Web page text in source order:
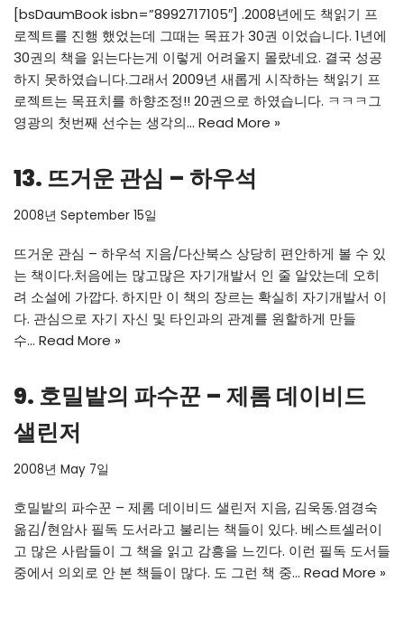
[bsDaumBook isbn=”8992717105″] .2008년에도 책읽기 프
로젝트를 진행 했었는데 그때는 목표가 30권 이었습니다. 1년에
30권의 책을 읽는다는게 이렇게 어려울지 몰랐네요. 결국 성공
하지 못하였습니다.그래서 2009년 새롭게 시작하는 책읽기 프
로젝트는 목표치를 하향조정!! 20권으로 하였습니다. ㅋㅋㅋ그
영광의 첫번째 선수는 생각의… Read More »
13. 뜨거운 관심 – 하우석
2008년 September 15일
뜨거운 관심 – 하우석 지음/다산북스 상당히 편안하게 볼 수 있
는 책이다.처음에는 많고많은 자기개발서 인 줄 알았는데 오히
려 소설에 가깝다. 하지만 이 책의 장르는 확실히 자기개발서 이
다. 관심으로 자기 자신 및 타인과의 관계를 원할하게 만들
수… Read More »
9. 호밀밭의 파수꾼 – 제롬 데이비드
샐린저
2008년 May 7일
호밀밭의 파수꾼 – 제롬 데이비드 샐린저 지음, 김욱동.염경숙
옮김/현암사 필독 도서라고 불리는 책들이 있다. 베스트셀러이
고 많은 사람들이 그 책을 읽고 감흥을 느낀다. 이런 필독 도서들
중에서 의외로 안 본 책들이 많다. 도 그런 책 중… Read More »